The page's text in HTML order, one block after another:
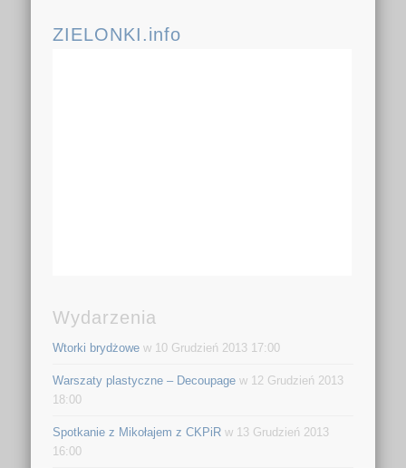
ZIELONKI.info
Wydarzenia
Wtorki brydżowe w 10 Grudzień 2013 17:00
Warszaty plastyczne – Decoupage w 12 Grudzień 2013
18:00
Spotkanie z Mikołajem z CKPiR w 13 Grudzień 2013
16:00